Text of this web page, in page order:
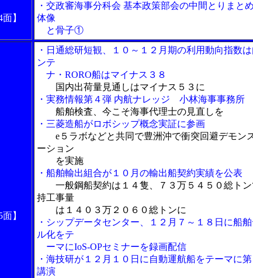
】
・交政審海事分科会 基本政策部会の中間とりまと
体像
と骨子①
】
・日通総研短観、１０～１２月期の利用動向指数は
ンテ
ナ・RORO船はマイナス３８
国内出荷量見通しはマイナス５３に
・実務情報第４弾 内航ナレッジ 小林海事事務所
船舶検査、今こそ海事代理士の見直しを
・三菱造船がロボシップ概念実証に参画
e５ラボなどと共同で豊洲沖で衝突回避デモン
ーション
を実施
・船舶輸出組合が１０月の輸出船契約実績を公表
一般鋼船契約は１４隻、７３万５４５０総ト
持工事量
は１４０３万２０６０総トンに
・シップデータセンター、１２月７～１８日に船
ル化をテ
ーマにIoS-OPセミナーを録画配信
・海技研が１２月１０日に自動運航船をテーマに第
講演